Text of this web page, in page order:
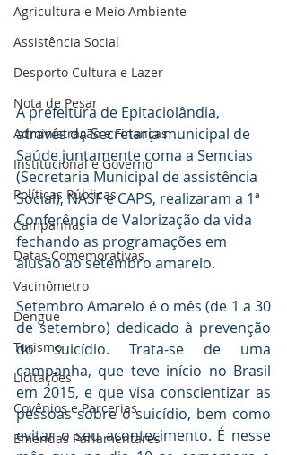
Agricultura e Meio Ambiente
Assistência Social
Desporto Cultura e Lazer
Nota de Pesar
Administração e Finanças
Institucional e Governo
Políticas Públicas
Campanhas
Datas Comemorativas
Vacinômetro
Dengue
Turismo
Licitações
Covênios e Parcerias
Emendas Parlamentares
A prefeitura de Epitaciolândia,
através da Secretaria municipal de
Saúde juntamente coma a Semcias
(Secretaria Municipal de assistência
Social), NASF e CAPS, realizaram a 1ª
Conferência de Valorização da vida
fechando as programações em
alusão ao setembro amarelo.
Setembro Amarelo é o mês (de 1 a 30
de setembro) dedicado à prevenção
do suicídio. Trata-se de uma
campanha, que teve início no Brasil
em 2015, e que visa conscientizar as
pessoas sobre o suicídio, bem como
evitar o seu acontecimento. É nesse